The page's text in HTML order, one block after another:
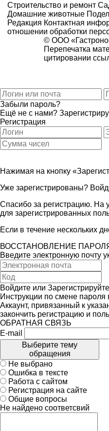
Строительство и ремонт
Домашние животные
Редакция Контактная
отношении обработки
© ООО
Перепечатка
цитировании
Забыли пароль?
Ещё не с нами?
Регистрация
Нажимая на кнопку
Уже зарегистрированы?
Спасибо за регистрацию. На
для зарегистрированных
Если в течение нескольких
ВОССТАНОВЛЕНИЕ
Введите электронную почту
Войдите или
Инструкции по смене
Аккаунт, привязанный к
закончить регистрацию и
ОБРАТНАЯ СВЯЗЬ
E-mail
Выберите тему
обращения
Не выбрано
Ошибка в тексте
Работа с сайтом
Регистрация на сайте
Общие вопросы
Не найдено соответсвий